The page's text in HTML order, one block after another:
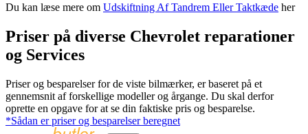
Du kan læse mere om Udskiftning Af Tandrem Eller Taktkæde her
Priser på diverse Chevrolet reparationer
og Services
Priser og besparelser for de viste bilmærker, er baseret på et
gennemsnit af forskellige modeller og årgange. Du skal derfor
oprette en opgave for at se din faktiske pris og besparelse.
*Sådan er priser og besparelser beregnet